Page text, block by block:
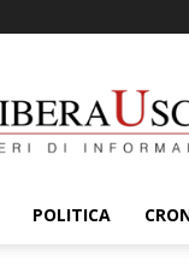
POLITICA